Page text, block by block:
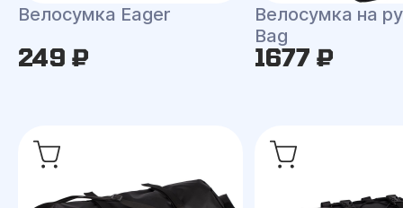
Велосумка Eager
249 ₽
Велосумка на
Bag
1677 ₽